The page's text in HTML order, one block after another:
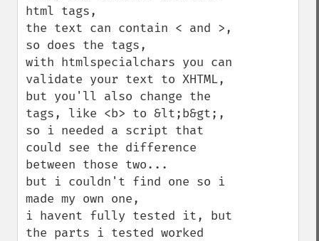
html tags,
the text can contain < and >,
so does the tags,
with htmlspecialchars you can
validate your text to XHTML,
but you'll also change the
tags, like <b> to &lt;b&gt;,
so i needed a script that
could see the difference
between those two...
but i couldn't find one so i
made my own one,
i havent fully tested it, but
the parts i tested worked